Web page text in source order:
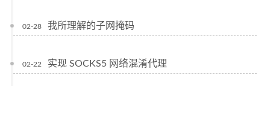
02-28 我所理解的子网掩码
02-22 实现 SOCKS5 网络混淆代理